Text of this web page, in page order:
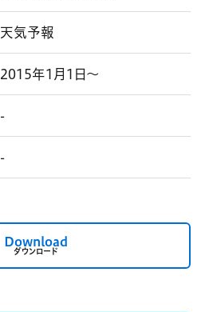
天気予報
2015年1月1日～
-
-
Download
ダウンロード